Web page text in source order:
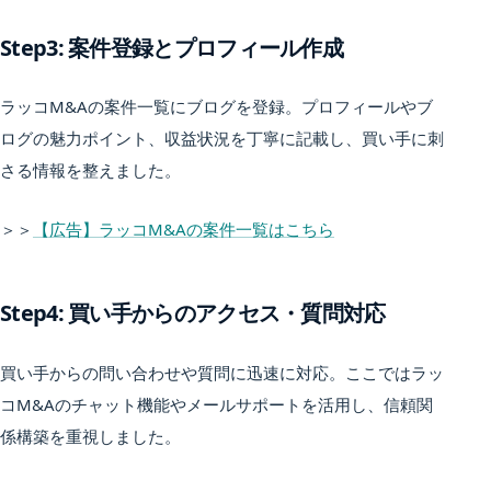
Step3: 案件登録とプロフィール作成
ラッコM&Aの案件一覧にブログを登録。プロフィールやブ
ログの魅力ポイント、収益状況を丁寧に記載し、買い手に刺
さる情報を整えました。
＞＞ 【広告】ラッコM&Aの案件一覧はこちら
Step4: 買い手からのアクセス・質問対応
買い手からの問い合わせや質問に迅速に対応。ここではラッ
コM&Aのチャット機能やメールサポートを活用し、信頼関
係構築を重視しました。